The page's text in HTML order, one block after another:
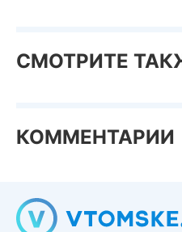
СМОТРИТЕ
КОММЕНТАРИИ